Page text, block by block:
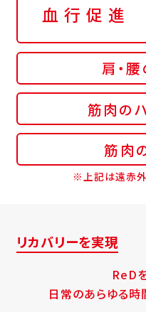
血行促進
肩・
筋肉の
筋肉
※上記は遠赤
リカバリーを実現
ReD
日常のあらゆる時